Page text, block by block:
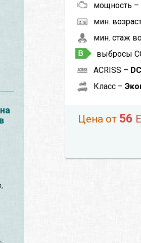
мощность –
мин.
мин. стаж
выбросы
ACRISS –
Класс –
Цена от 56